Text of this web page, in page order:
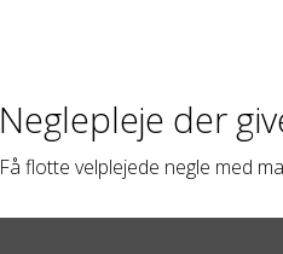
Neglepleje der
Få flotte velplejede negle med